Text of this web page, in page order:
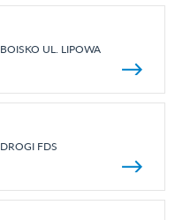
BOISKO UL. LIPOWA
DROGI FDS